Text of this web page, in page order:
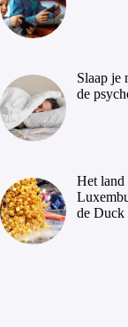
Slaap je
de
Het land
de Duck